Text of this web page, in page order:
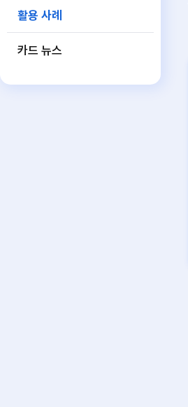
활용 사례
카드 뉴스